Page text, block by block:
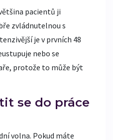
pacientů ji
zvládnutelnou s
je v prvních 48
nebo se
protože to může být
se do práce
volna. Pokud máte